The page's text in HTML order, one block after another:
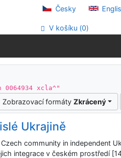
Česky
V košíku (0)
0064934 xcla^"
Zobrazovací formáty Zkrácený
Ukrajině
community in independent
integrace v českém prostředí